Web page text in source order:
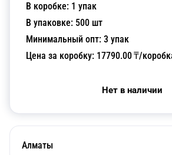
В коробке: 1 упак
В упаковке: 500 шт
Минимальный опт: 3 упак
Цена за коробку: 17790.00₸/
Нет в наличии
Алматы